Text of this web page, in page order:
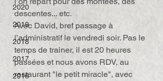
2020
2019
2018
2017
2016
descentes... etc.
Avec David, bref passage à
l’administratif le vendredi soir. Pas le
temps de trainer, il est 20 heures
passées et nous avons RDV, au
restaurant "le petit miracle", avec